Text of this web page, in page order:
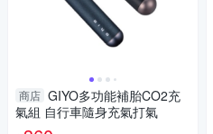
商店 GIYO多功能補胎CO2充
氣組 自行車隨身充氣打氣